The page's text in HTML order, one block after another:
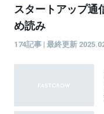
スタートアップ通
め読み
174記事 | 最終更新